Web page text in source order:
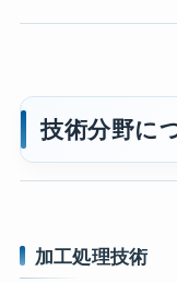
技術分野に
加工処理技術